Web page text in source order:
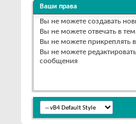
Ваши права
Вы не можете создавать
Вы не можете отвечать в
Вы не можете прикреплять
Вы не можете
сообщения